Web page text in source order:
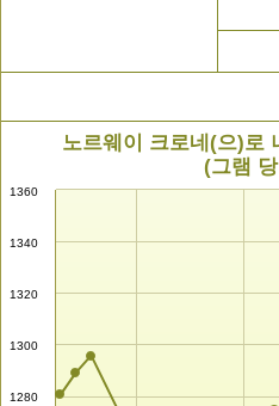
노르웨이 크로네(으)로
(그램
1280
1300
1320
1340
1360